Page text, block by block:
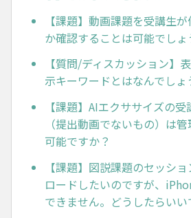
【課題】動画課題を受講生
か確認することは可能でしょ
【質問/ディスカッション】
示キーワードとはなんでしょ
【課題】AIエクササイズの
（提出動画でないもの）は
可能ですか？
【課題】図説課題のセッシ
ロードしたいのですが、
できません。どうしたらいい